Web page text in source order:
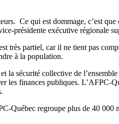
Ce qui est dommage, c’est
présidente exécutive régionale
partiel, car il ne tient pas
à la population.
sécurité collective de
finances publiques. L’AFPC-
regroupe plus de 40 000